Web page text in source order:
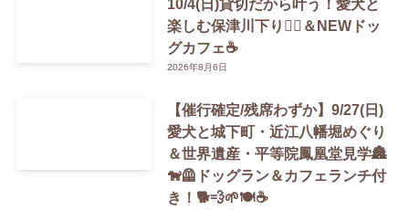
10/4(日)貸切だから叶う！愛犬と
楽しむ保津川下り🚣‍♀️＆NEWドッ
グカフェ☕️
2026年8月6日
【催行確定/残席わずか】9/27(日)
愛犬と城下町・近江八幡堀めぐり
＆世界遺産・平等院鳳凰堂見学🏯
🐕‍🦺ドッグラン＆カフェランチ付
き！🐕💨🌱🍽️☕️